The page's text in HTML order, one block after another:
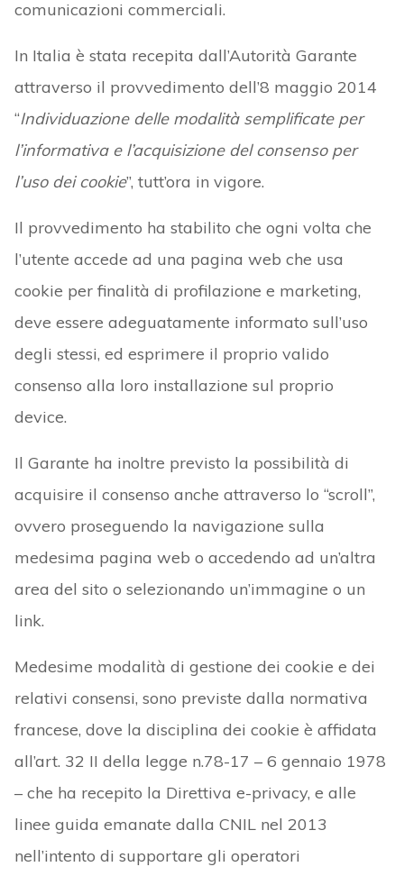
comunicazioni commerciali.
In Italia è stata recepita dall’Autorità Garante
attraverso il provvedimento dell’8 maggio 2014
“Individuazione delle modalità semplificate per
l’informativa e l’acquisizione del consenso per
l’uso dei cookie”, tutt’ora in vigore.
Il provvedimento ha stabilito che ogni volta che
l’utente accede ad una pagina web che usa
cookie per finalità di profilazione e marketing,
deve essere adeguatamente informato sull’uso
degli stessi, ed esprimere il proprio valido
consenso alla loro installazione sul proprio
device.
Il Garante ha inoltre previsto la possibilità di
acquisire il consenso anche attraverso lo “scroll”,
ovvero proseguendo la navigazione sulla
medesima pagina web o accedendo ad un’altra
area del sito o selezionando un’immagine o un
link.
Medesime modalità di gestione dei cookie e dei
relativi consensi, sono previste dalla normativa
francese, dove la disciplina dei cookie è affidata
all’art. 32 II della legge n.78-17 – 6 gennaio 1978
– che ha recepito la Direttiva e-privacy, e alle
linee guida emanate dalla CNIL nel 2013
nell’intento di supportare gli operatori